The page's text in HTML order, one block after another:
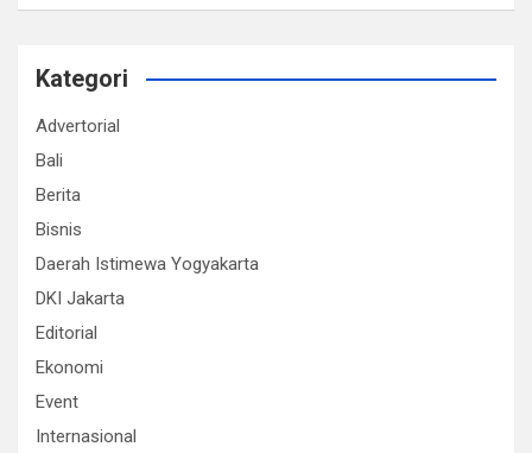
Kategori
Advertorial
Bali
Berita
Bisnis
Daerah Istimewa Yogyakarta
DKI Jakarta
Editorial
Ekonomi
Event
Internasional